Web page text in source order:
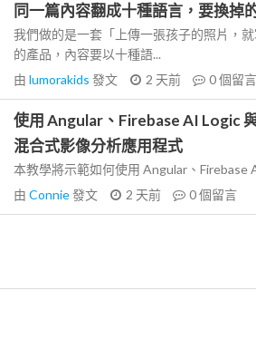
同一篇內容翻成十種語言，要換掉
我們做的是一套「上傳一張孩子的照片，就
的產品，內容要以十種語...
由 lumorakids 發文 2 天前 0個留言
使用 Angular、Firebase AI Logic
混合式影像分析應用程式
本教學將示範如何使用 Angular、Firebase
由 Connie發文 2 天前 0個留言